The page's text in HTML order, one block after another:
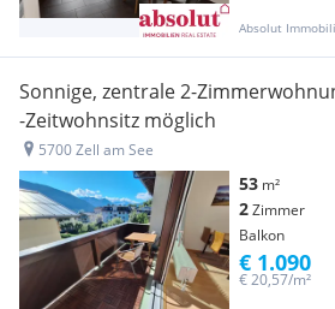
Absolut
Sonnige, zentrale 2-
-Zeitwohnsitz möglich
5700 Zell am See
53 m²
2Zimmer
Balkon
€ 20,57/m²
€ 1.090